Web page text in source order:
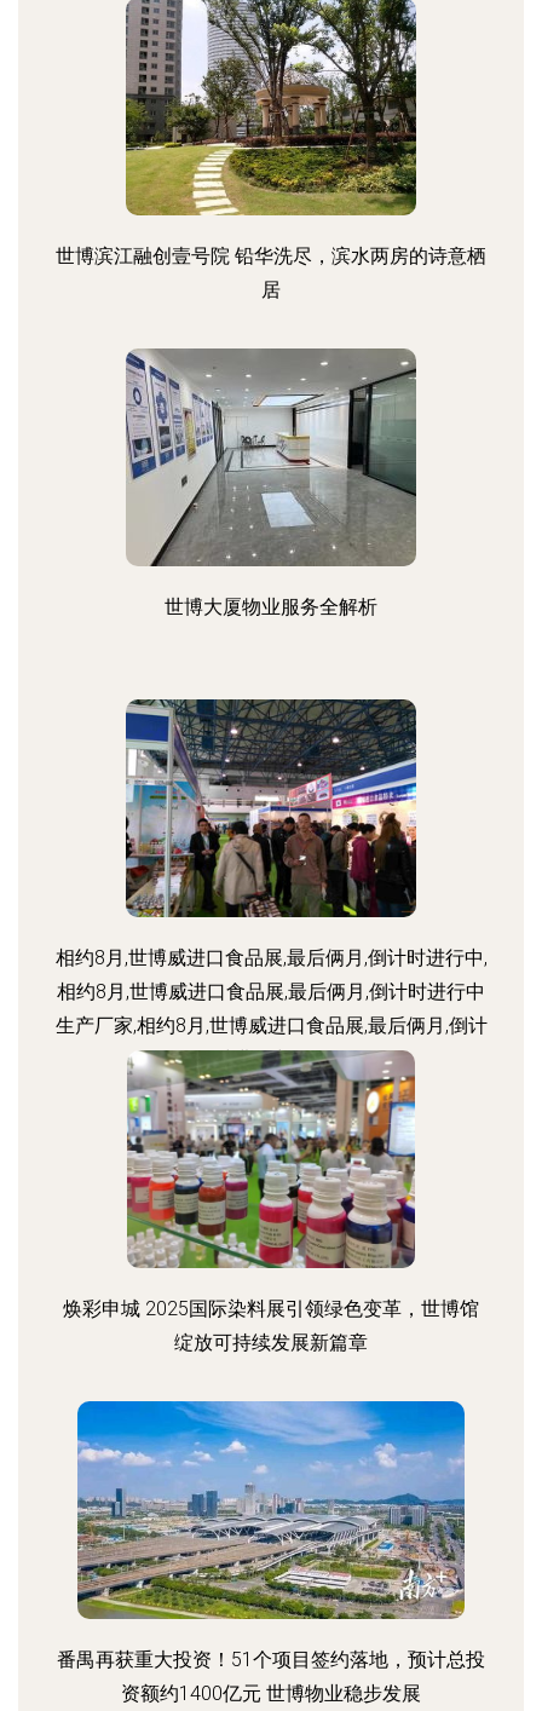
世博滨江融创壹号院 铅华洗尽，滨水两房的诗意栖
居
世博大厦物业服务全解析
相约8月,世博威进口食品展,最后俩月,倒计时进行中,
相约8月,世博威进口食品展,最后俩月,倒计时进行中
生产厂家,相约8月,世博威进口食品展,最后俩月,倒计
时进行中价格
焕彩申城 2025国际染料展引领绿色变革，世博馆
绽放可持续发展新篇章
番禺再获重大投资！51个项目签约落地，预计总投
资额约1400亿元 世博物业稳步发展